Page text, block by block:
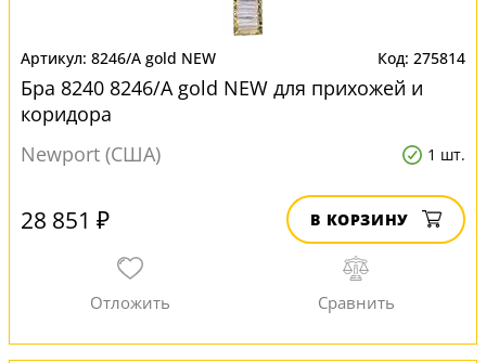
8246/A gold NEW 275814
Бра 8240 8246/A gold NEW для прихожей и
коридора
Newport (США)
1 шт.
28 851 ₽ В КОРЗИНУ